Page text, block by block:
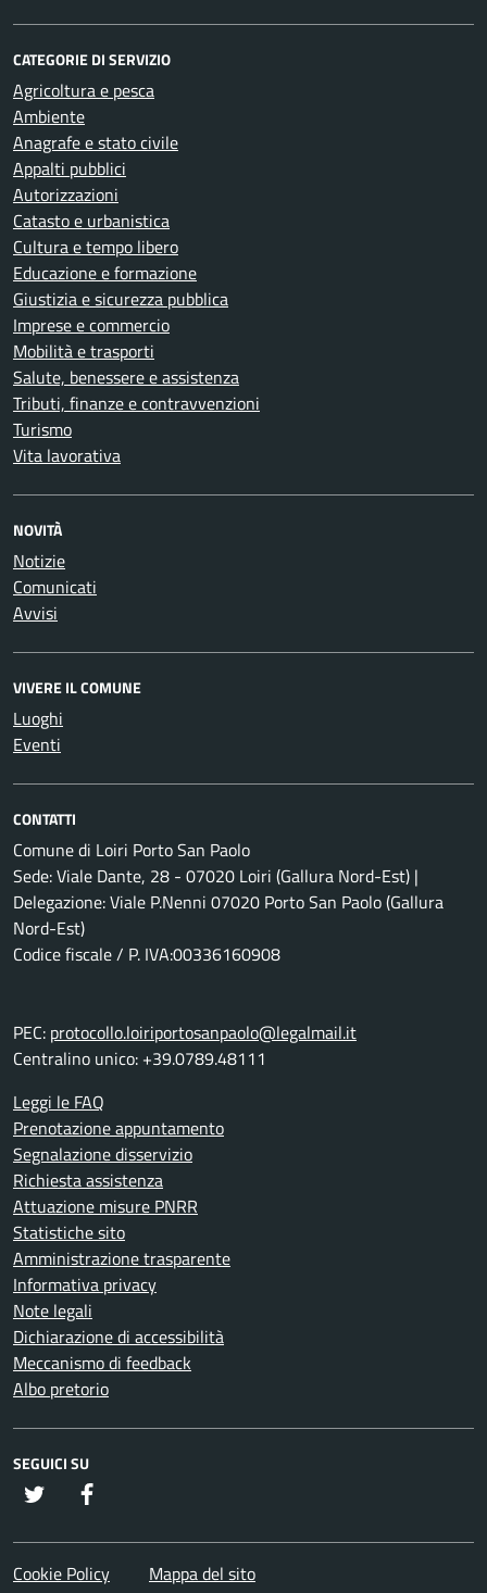
CATEGORIE DI SERVIZIO
Agricoltura e pesca
Ambiente
Anagrafe e stato civile
Appalti pubblici
Autorizzazioni
Catasto e urbanistica
Cultura e tempo libero
Educazione e formazione
Giustizia e sicurezza pubblica
Imprese e commercio
Mobilità e trasporti
Salute, benessere e assistenza
Tributi, finanze e contravvenzioni
Turismo
Vita lavorativa
NOVITÀ
Notizie
Comunicati
Avvisi
VIVERE IL COMUNE
Luoghi
Eventi
CONTATTI
Comune di Loiri Porto San Paolo
Sede: Viale Dante, 28 - 07020 Loiri (Gallura Nord-Est) |
Delegazione: Viale P.Nenni 07020 Porto San Paolo (Gallura
Nord-Est)
Codice fiscale / P. IVA:00336160908
PEC: protocollo.loiriportosanpaolo@legalmail.it
Centralino unico: +39.0789.48111
Leggi le FAQ
Prenotazione appuntamento
Segnalazione disservizio
Richiesta assistenza
Attuazione misure PNRR
Statistiche sito
Amministrazione trasparente
Informativa privacy
Note legali
Dichiarazione di accessibilità
Meccanismo di feedback
Albo pretorio
SEGUICI SU
twitter
Cookie Policy Mappa del sito